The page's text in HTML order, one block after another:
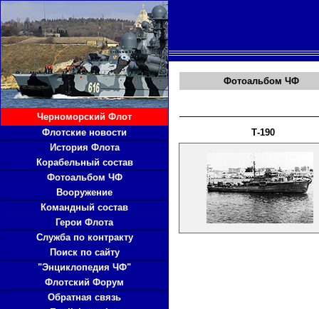
Черноморский Флот
Флотские новости
История Флота
Корабельный состав
Фотоальбом ЧФ
Вооружение
Командный состав
Герои Флота
Служба по контракту
Поиск по сайту
"Энциклопедия ЧФ"
Флотский Форум
Обратная связь
Фотоальбом ЧФ
Т-190